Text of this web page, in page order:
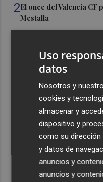
2El once del Valencia
Mestalla
el día del eclipse
queremos ver en la
Ocho helicópteros, un
movilizan en Moratalla
Uso
datos
Nosotros y
cookies y
almacenar y
dispositivo y
como su dirección
y datos de
anuncios y
anuncios y